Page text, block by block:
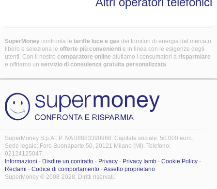
SuperMoney confronta le tariffe luce e gas dei fornitori di energia del mercato
libero e seleziona le offerte più convenienti e in linea con le esigenze degli
utenti. Con il nostro comparatore online aiutiamo i consumatori a risparmiare
e offriamo un servizio di consulenza gratuita personalizzata.
SuperMoney S.p.A.: P. IVA 08883390968. Capitale sociale: 50.000 euro.
Sede legale: Foro Buonaparte 50, 20121 Milano (MI). Telefono:
02124125047.
Informazioni - Disdire un contratto - Privacy - Privacy Iamb - Cookie Policy -
Reclami - Codice di comportamento -Assetto proprietario
SuperMoney © 2008-2028. Diritti riservati.